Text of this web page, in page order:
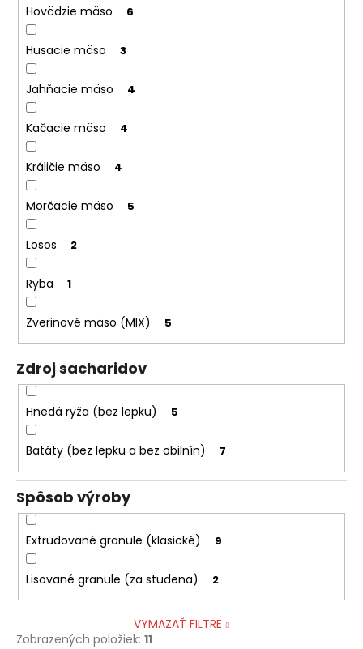
Hovädzie mäso 6
Husacie mäso 3
Jahňacie mäso 4
Kačacie mäso 4
Králičie mäso 4
Morčacie mäso 5
Losos 2
Ryba 1
Zverinové mäso (MIX) 5
Zdroj sacharidov
Hnedá ryža (bez lepku) 5
Batáty (bez lepku a bez obilnín) 7
Spôsob výroby
Extrudované granule (klasické) 9
Lisované granule (za studena) 2
VYMAZAŤ FILTRE
Zobrazených položiek: 11